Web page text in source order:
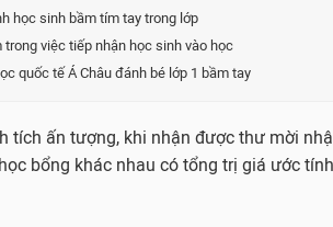
học sinh bầm tím tay trong lớp
việc tiếp nhận học sinh vào học
quốc tế Á Châu đánh bé lớp 1 bầm tay
tích ấn tượng, khi nhận được thư mời
bổng khác nhau có tổng trị giá ước